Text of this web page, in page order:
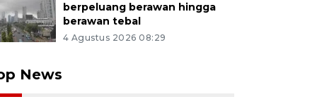
berpeluang berawan hingga
berawan tebal
4 Agustus 2026 08:29
News